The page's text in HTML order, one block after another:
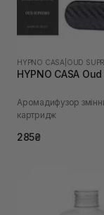
HYPNO CASA OUD
HYPNO CASA
Аромадифузор
картридж
285₴